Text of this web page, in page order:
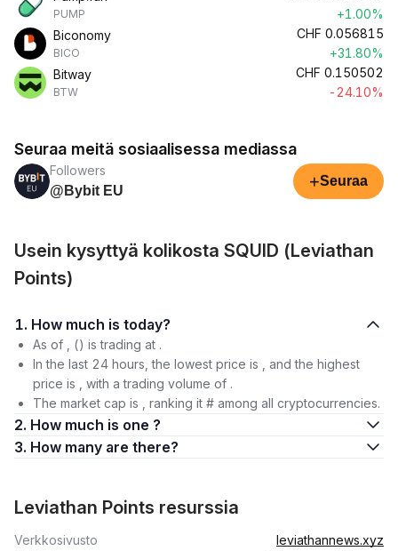
PUMP
+1.00%
Biconomy
BICO
CHF 0.056815
+31.80%
Bitway
BTW
CHF 0.150502
-24.10%
Seuraa meitä sosiaalisessa mediassa
Followers
@Bybit EU
+Seuraa
Usein kysyttyä kolikosta SQUID (Leviathan
Points)
1. How much is today?
As of , () is trading at .
In the last 24 hours, the lowest price is , and the highest
price is , with a trading volume of .
The market cap is , ranking it # among all cryptocurrencies.
2. How much is one ?
3. How many are there?
Leviathan Points resurssia
Verkkosivusto
leviathannews.xyz